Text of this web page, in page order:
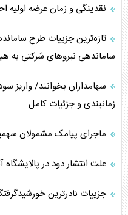
نقدینگی و زمان عرضه اولیه
تازه‌ترین جزییات طرح
ساماندهی نیرو‌های شرکتی به
زمانبندی و جزئیات کامل
ماجرای پیامک مشمولان سهمیه جنگ
علت انتشار دود در پالایشگاه
جزییات نادرترین خورشیدگرفتگی کامل ۲۰۲۶ /